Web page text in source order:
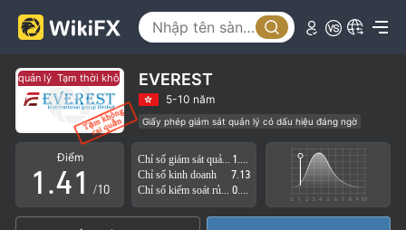
quản lý Tạm thời không có giám sát quản lý
EVEREST
5-10 năm
Giấy phép giám sát quản lý có dấu hiệu đáng ngờ
Lĩnh vực nghiệp vụ đáng ngờ
Nguy cơ rủi ro cao
Điểm
0
1
2
.
0
1
2
3
4
5
0
1
2
/10
Chỉ số kinh doanh
7.13